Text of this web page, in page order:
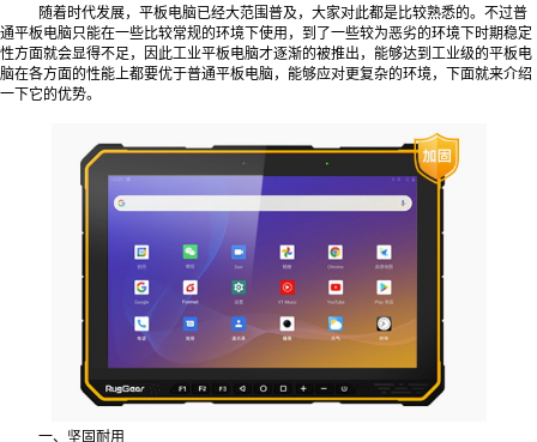
来源：
朗界智能公网对讲机
随着时代发展，平板电脑已经大范围普及，大家对此都是比较熟悉的。不过普
通平板电脑只能在一些比较常规的环境下使用，到了一些较为恶劣的环境下时期稳定
性方面就会显得不足，因此工业平板电脑才逐渐的被推出，能够达到工业级的平板电